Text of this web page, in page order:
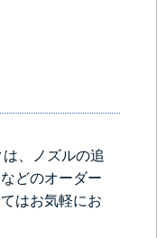
は、ノズルの追
どのオーダー
はお気軽にお